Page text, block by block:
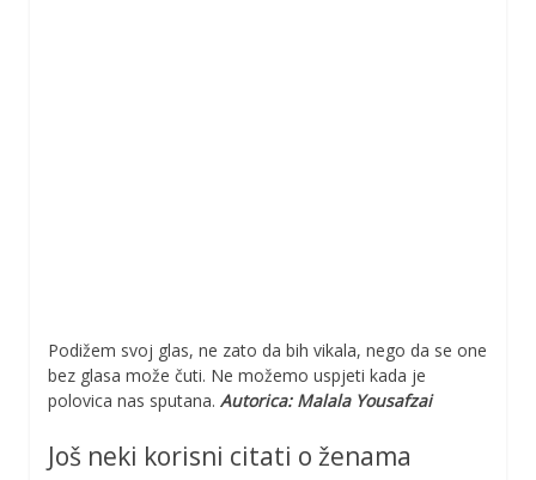
Podižem svoj glas, ne zato da bih vikala, nego da se one
bez glasa može čuti. Ne možemo uspjeti kada je
polovica nas sputana. Autorica: Malala Yousafzai
Još neki korisni citati o ženama